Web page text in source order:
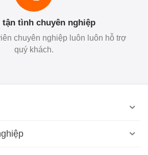
tận tình chuyên nghiệp
chuyên nghiệp luôn luôn hỗ trợ
quý khách.